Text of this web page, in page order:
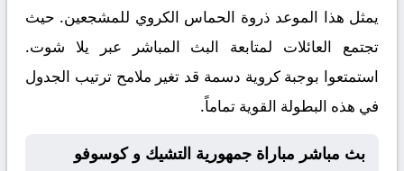
يمثل هذا الموعد ذروة الحماس الكروي للمشجعين. حيث
تجتمع العائلات لمتابعة البث المباشر عبر يلا شوت.
استمتعوا بوجبة كروية دسمة قد تغير ملامح ترتيب الجدول
في هذه البطولة القوية تماماً.
بث مباشر مباراة جمهورية التشيك و كوسوفو